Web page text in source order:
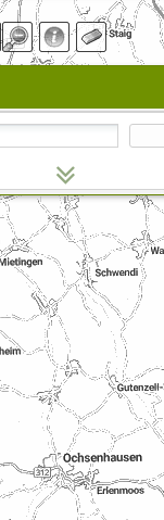
Suchbegriff ein.